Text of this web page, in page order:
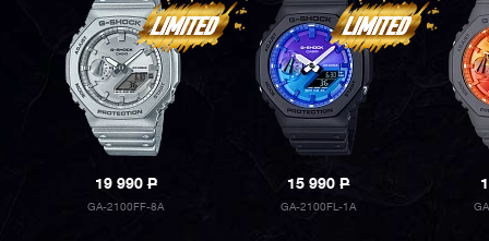
19 990P
GA-2100FF-8A
15 990P
GA-2100FL-1A